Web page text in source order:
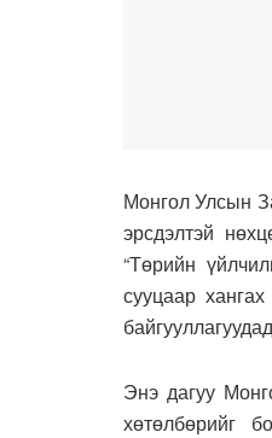
Монгол Улсын
эрсдэлтэй
“Төрийн
сууцаар
Энэ дагуу
хөтөлбөрийг